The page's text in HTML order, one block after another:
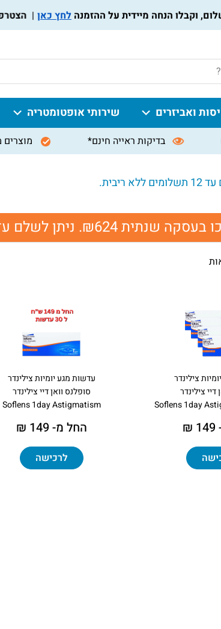
לחץ כאן הצטרפו
ואביזרים שירותי אופטומטריה
בדיקות ראייה חינם* מוצרים
₪624. ניתן לשלם עד 12 תשלומים ללא ריבית.
צילינדר
צילינדר
Soflens 1day
עדשות מגע יומיות צילינדר
סופלנס וואן דיי צילינדר
Soflens 1day Astigmatism
החל מ- 149 ₪
לרכישה